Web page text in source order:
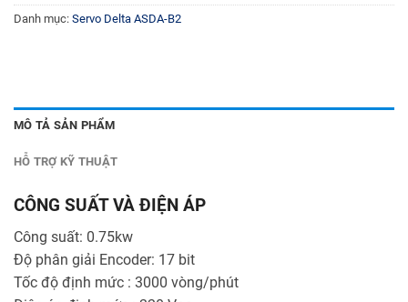
Danh mục: Servo Delta ASDA-B2
MÔ TẢ SẢN PHẨM
HỖ TRỢ KỸ THUẬT
CÔNG SUẤT VÀ ĐIỆN ÁP
Công suất: 0.75kw
Độ phân giải Encoder: 17 bit
Tốc độ định mức : 3000 vòng/phút